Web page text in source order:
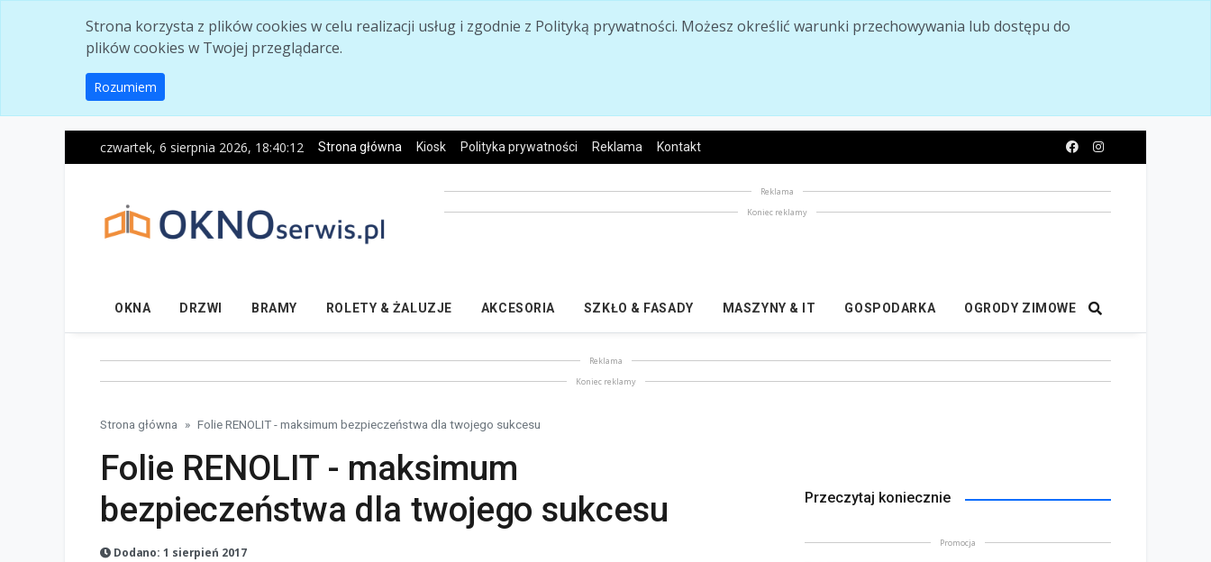
Strona korzysta z plików cookies w celu realizacji usług i zgodnie z Polityką prywatności. Możesz określić warunki przechowywania lub dostępu do
plików cookies w Twojej przeglądarce.
Rozumiem
czwartek, 6 sierpnia 2026, 18:40:12 Strona główna Kiosk Polityka prywatności Reklama Kontakt
Reklama
Koniec reklamy
OKNA DRZWI BRAMY ROLETY & ŻALUZJE AKCESORIA SZKŁO & FASADY MASZYNY & IT GOSPODARKA OGRODY ZIMOWE
Reklama
Koniec reklamy
Strona główna Folie RENOLIT - maksimum bezpieczeństwa dla twojego sukcesu
Folie RENOLIT - maksimum
bezpieczeństwa dla twojego sukcesu
Dodano: 1 sierpień 2017
Przeczytaj koniecznie
Promocja